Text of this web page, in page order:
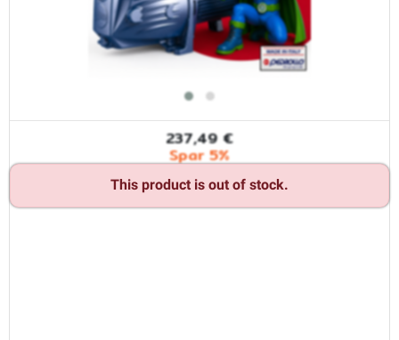
237,49 €
Spar 5%
This product is out of stock.